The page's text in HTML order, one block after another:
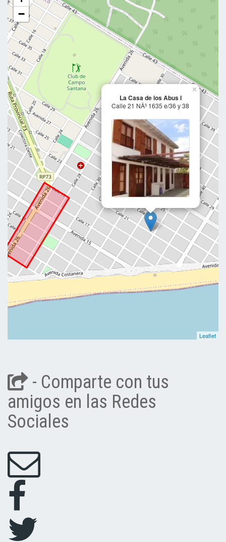
La Casa de los Abus I
Calle 21 NÂº 1635 e/36 y 38
×
−
Leaflet
- Comparte con tus
amigos en las Redes
Sociales